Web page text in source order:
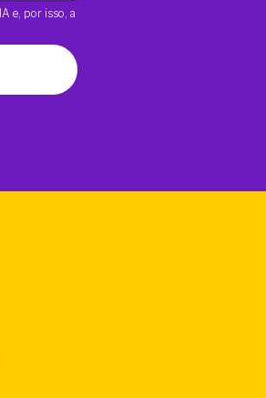
e, por isso, a